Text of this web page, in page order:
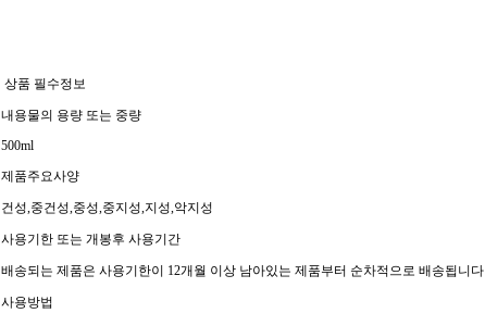
상품 필수정보
내용물의 용량 또는 중량
500ml
제품주요사양
건성,중건성,중성,중지성,지성,악지성
사용기한 또는 개봉후 사용기간
배송되는 제품은 사용기한이 12개월 이상 남아있는 제품부터 순차적으로 배송됩니다
사용방법